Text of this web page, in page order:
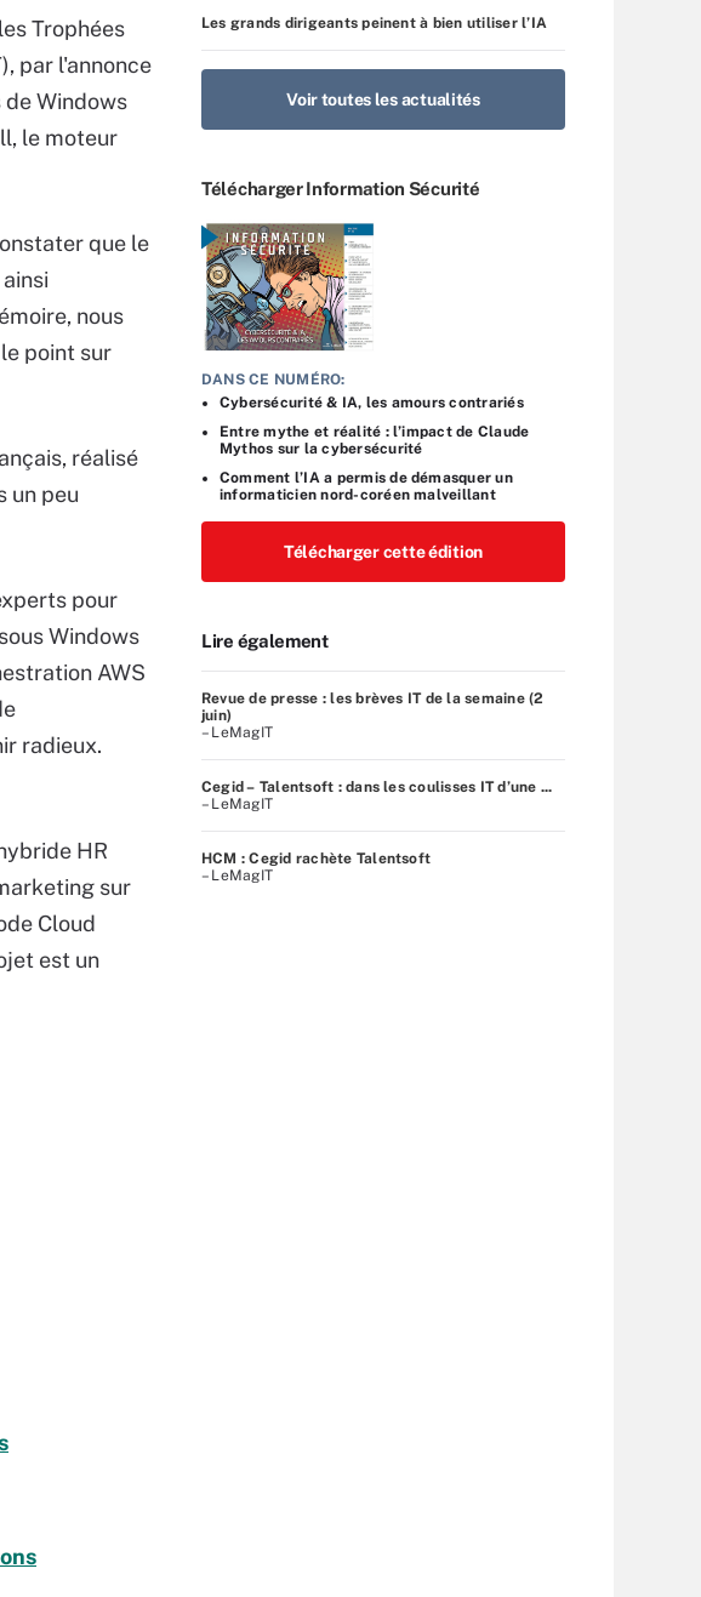
Trophées
par l'annonce
Windows
le moteur
que le
nous
point sur
réalisé
un peu
pour
Windows
AWS
radieux.
HR
sur
Cloud
est un
Les grands dirigeants peinent à bien utiliser l’IA
Voir toutes les actualités
Télécharger Information Sécurité
DANS CE NUMÉRO:
Cybersécurité & IA, les amours contrariés
Entre mythe et réalité : l’impact de Claude
Mythos sur la cybersécurité
Comment l’IA a permis de démasquer un
informaticien nord-coréen malveillant
Télécharger cette édition
Lire également
Revue de presse : les brèves IT de la semaine (2
juin)
– LeMagIT
Cegid – Talentsoft : dans les coulisses IT d’une ...
– LeMagIT
HCM : Cegid rachète Talentsoft
– LeMagIT